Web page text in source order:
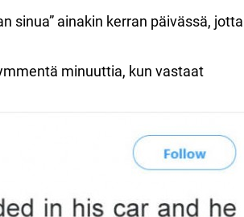
sinua” ainakin kerran päivässä, jotta
minuuttia, kun vastaat